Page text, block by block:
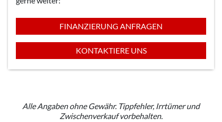
FINANZIERUNG ANFRAGEN
KONTAKTIERE UNS
Alle Angaben ohne Gewähr. Tippfehler, Irrtümer und
Zwischenverkauf vorbehalten.